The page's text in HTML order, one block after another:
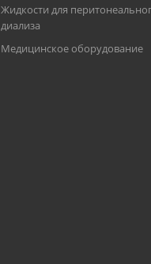
Жидкости для
диализа
Медицинское оборудование